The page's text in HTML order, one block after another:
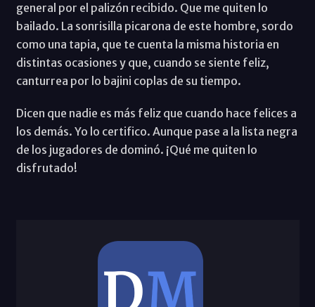
general por el palizón recibido. Que me quiten lo
bailado. La sonrisilla picarona de este hombre, sordo
como una tapia, que te cuenta la misma historia en
distintas ocasiones y que, cuando se siente feliz,
canturrea por lo bajini coplas de su tiempo.
Dicen que nadie es más feliz que cuando hace felices a
los demás. Yo lo certifico. Aunque pase a la lista negra
de los jugadores de dominó. ¡Qué me quiten lo
disfrutado!